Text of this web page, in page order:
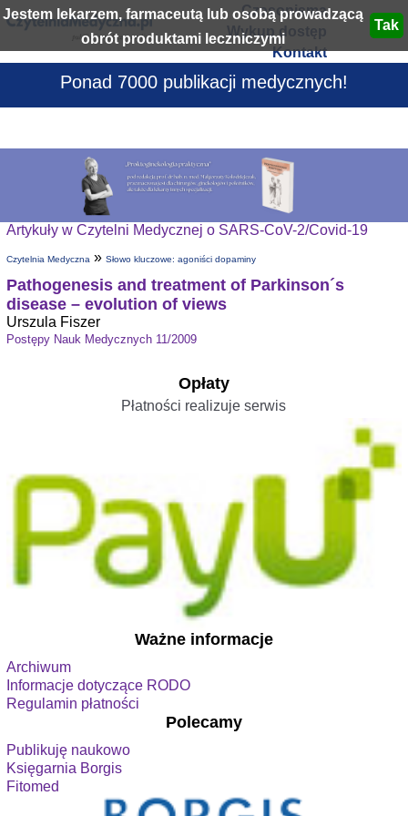
Jestem lekarzem, farmaceutą lub osobą prowadzącą
obrót produktami leczniczymi
Czasopisma
Wykup dostęp
Kontakt
Ponad 7000 publikacji medycznych!
Artykuły w Czytelni Medycznej o SARS-CoV-2/Covid-19
Czytelnia Medyczna» Słowo kluczowe: agoniści dopaminy
Pathogenesis and treatment of Parkinson´s
disease – evolution of views
Urszula Fiszer
Postępy Nauk Medycznych 11/2009
Opłaty
Płatności realizuje serwis
Ważne informacje
Archiwum
Informacje dotyczące RODO
Regulamin płatności
Polecamy
Publikuję naukowo
Księgarnia Borgis
Fitomed